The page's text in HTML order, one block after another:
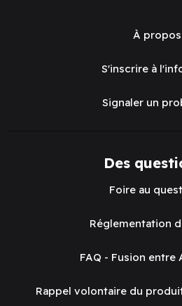
À propos
S'inscrire à
Signaler un
Des
Foire au
Réglementation
FAQ - Fusion entre
Rappel volontaire du